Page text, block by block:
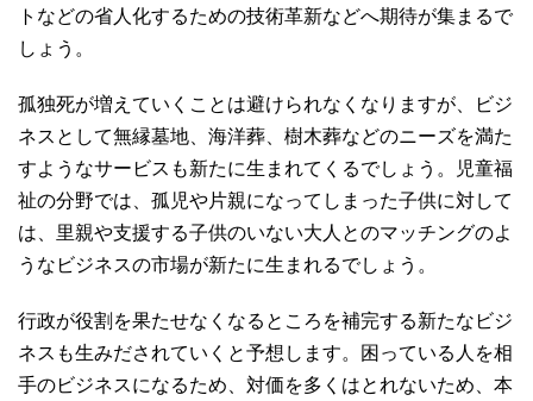
トなどの省人化するための技術革新などへ期待が集まるで
しょう。
孤独死が増えていくことは避けられなくなりますが、ビジ
ネスとして無縁墓地、海洋葬、樹木葬などのニーズを満た
すようなサービスも新たに生まれてくるでしょう。児童福
祉の分野では、孤児や片親になってしまった子供に対して
は、里親や支援する子供のいない大人とのマッチングのよ
うなビジネスの市場が新たに生まれるでしょう。
行政が役割を果たせなくなるところを補完する新たなビジ
ネスも生みだされていくと予想します。困っている人を相
手のビジネスになるため、対価を多くはとれないため、本